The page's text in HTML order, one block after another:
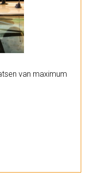
van maximum